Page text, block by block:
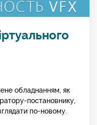
обладнанням, як
постановнику,
по-новому.